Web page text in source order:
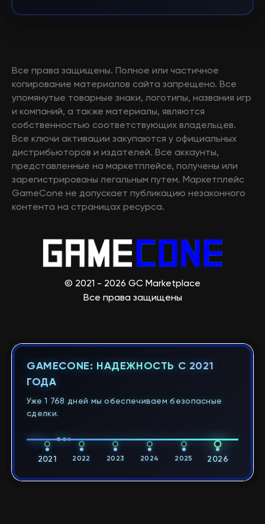
Все права защищены. Полное или частичное
копирование материалов сайта запрещено. Все
упомянутые товарные знаки, логотипы, названия игр
и компаний, а также материалы, являются
собственностью соответствующих владельцев.
Все ключи активации закупаются у официальных
дистрибьюторов и издателей. Все аккаунты,
представленные на маркетплейсе, получены или
зарегистрированы легальным путем. Маркетплейс
GameCone не допускает публикацию незаконного
контента на страницах ресурса.
© 2021 - 2026 GC Marketplace
Все права защищены
GAMECONE: НАДЕЖНОСТЬ С 2021
ГОДА
Уже 1 768 дней мы обеспечиваем безопасные
сделки.
2021 2022 2023 2024 2025 2026